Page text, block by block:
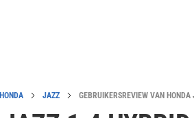
HONDA JAZZ GEBRUIKERSREVIEW VAN